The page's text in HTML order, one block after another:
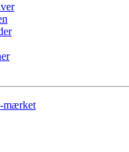
mærket